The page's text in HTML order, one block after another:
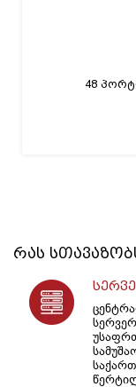
48
რას